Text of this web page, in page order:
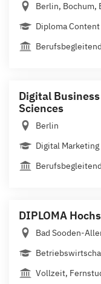
Berlin, Bochum,
Diploma
Digital
Sciences
Berlin
Digital
DIPLOMA
Bad Sooden-
Vollzeit,